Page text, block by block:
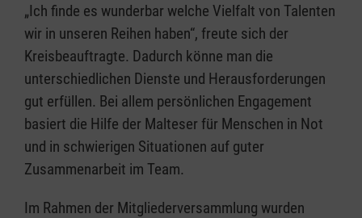
„Ich finde es wunderbar welche Vielfalt von Talenten
wir in unseren Reihen haben“, freute sich der
Kreisbeauftragte. Dadurch könne man die
unterschiedlichen Dienste und Herausforderungen
gut erfüllen. Bei allem persönlichen Engagement
basiert die Hilfe der Malteser für Menschen in Not
und in schwierigen Situationen auf guter
Zusammenarbeit im Team.
Im Rahmen der Mitgliederversammlung wurden